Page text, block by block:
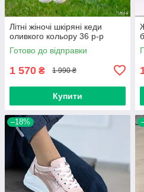
Літні жіночі шкіряні кеди
оливкого кольору 36 р-р
Готово до відправки
1 570 ₴ 1 990 ₴
Купити
–18%